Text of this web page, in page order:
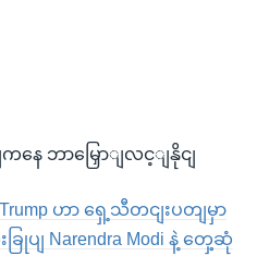
ေ ဘာမြှောျလင့ျနိုငျ
ဟာ ရှေ့သီတငျးပတျမှာ
ြုပျ Narendra Modi နဲ့ တှေ့ဆုံ